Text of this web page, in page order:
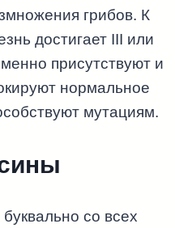
грибов. К
достигает III или
присутствуют и
нормальное
мутациям.
со всех